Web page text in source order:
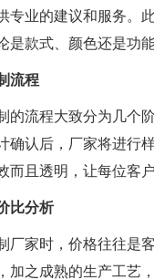
专业的建议和服务。
是款式、颜色还是功
流程
的流程大致分为几个
确认后，厂家将进行
而且透明，让每位客
比分析
厂家时，价格往往是
加之成熟的生产工艺